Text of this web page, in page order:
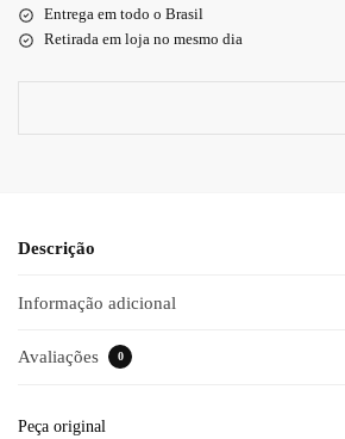
Entrega em todo o Brasil
Retirada em loja no mesmo dia
Descrição
Informação adicional
Avaliações 0
Peça original